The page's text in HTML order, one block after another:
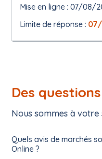
Mise en ligne : 07/08/
Limite de réponse :
Des
Nous sommes à votre
Quels avis de marchés
Online ?